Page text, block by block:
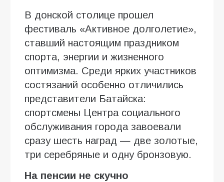
В донской столице прошел
фестиваль «Активное долголетие»,
ставший настоящим праздником
спорта, энергии и жизненного
оптимизма. Среди ярких участников
состязаний особенно отличились
представители Батайска:
спортсмены Центра социального
обслуживания города завоевали
сразу шесть наград — две золотые,
три серебряные и одну бронзовую.
На пенсии не скучно